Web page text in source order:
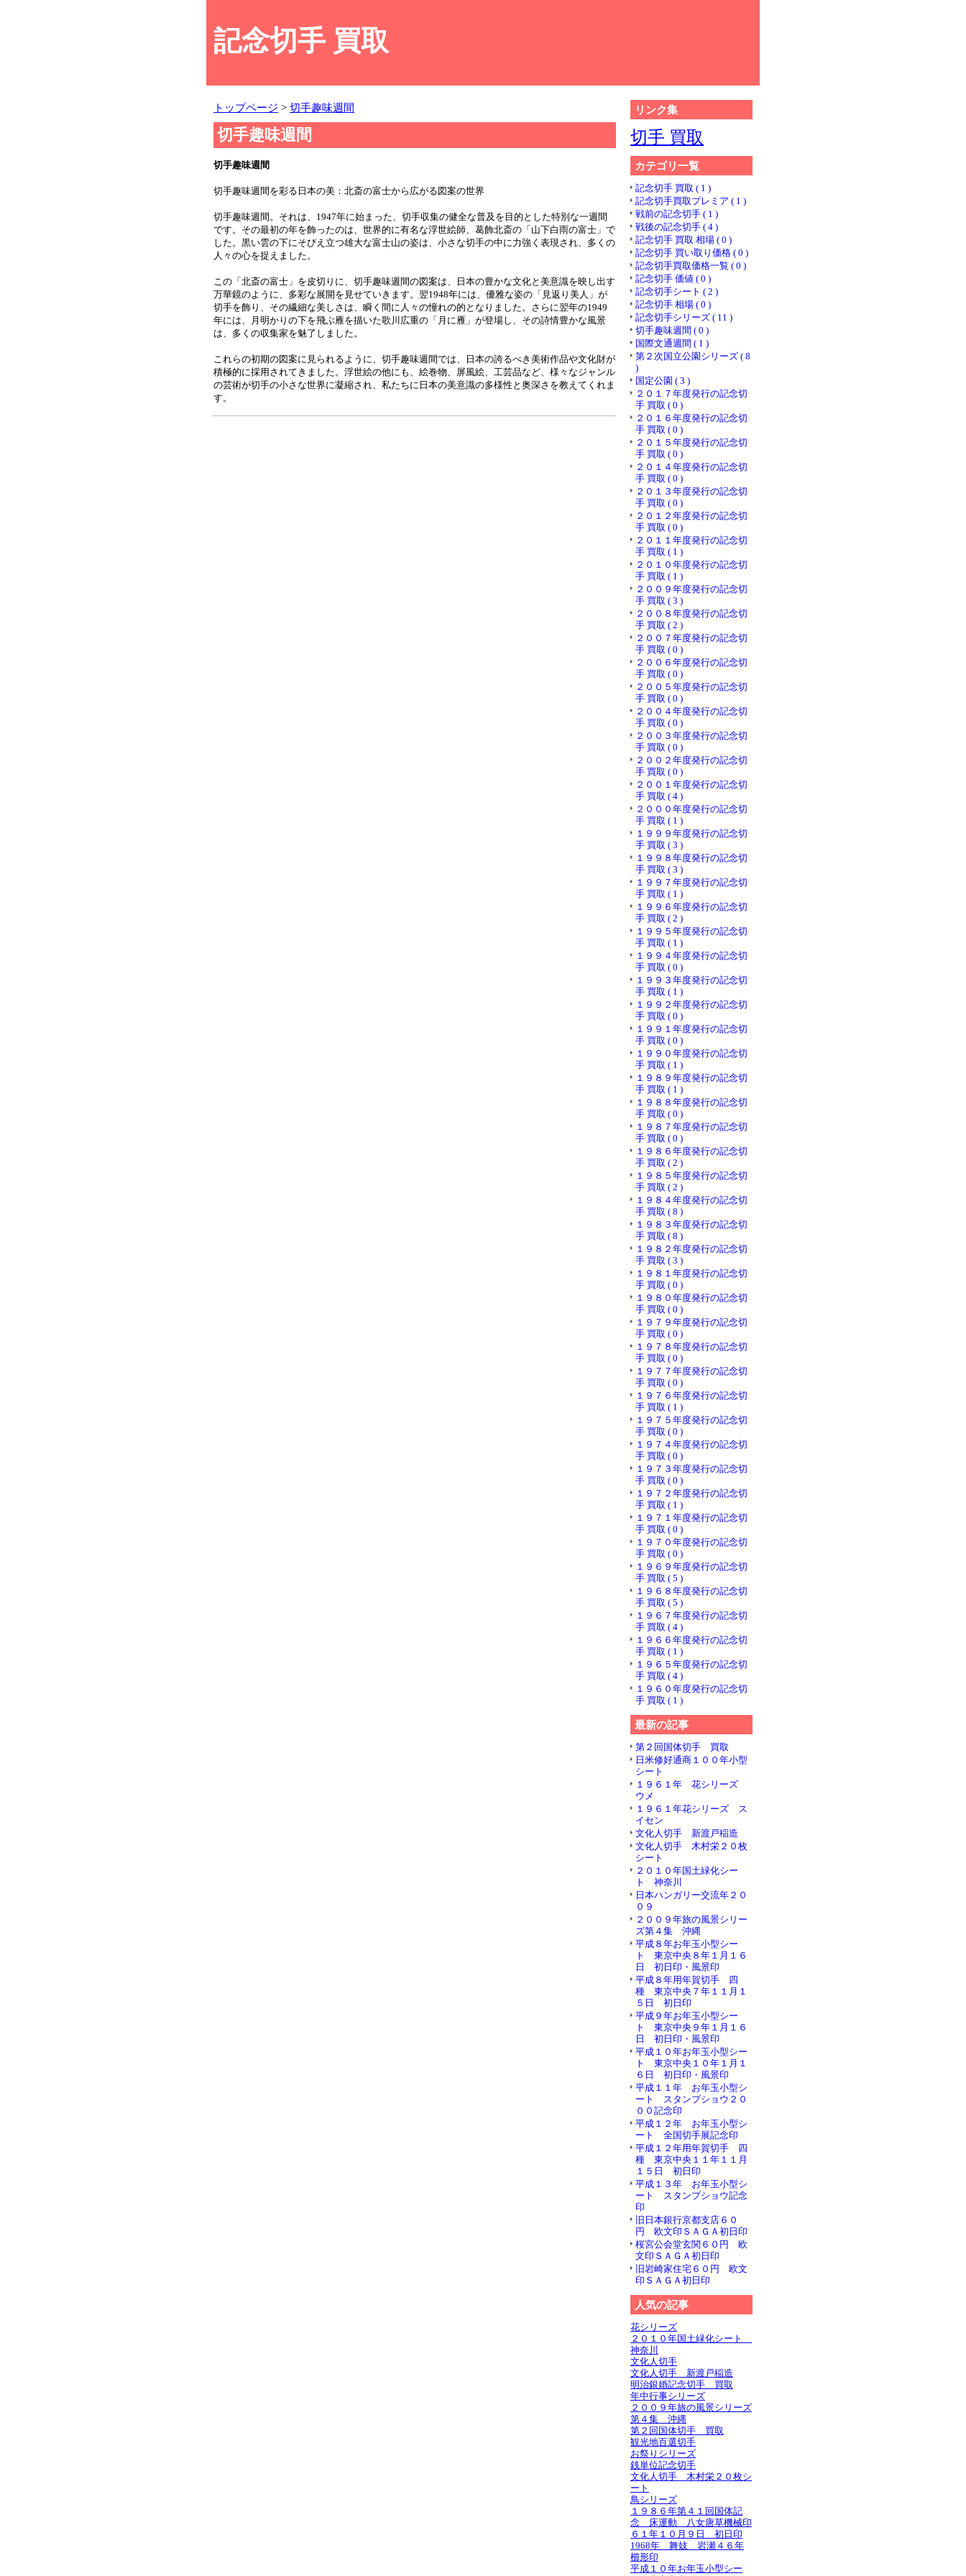
記念切手 買取
トップページ > 切手趣味週間
切手趣味週間
切手趣味週間
切手趣味週間を彩る日本の美：北斎の富士から広がる図案の世界
切手趣味週間。それは、1947年に始まった、切手収集の健全な普及を目的とした特別な一週間
です。その最初の年を飾ったのは、世界的に有名な浮世絵師、葛飾北斎の「山下白雨の富士」で
した。黒い雲の下にそびえ立つ雄大な富士山の姿は、小さな切手の中に力強く表現され、多くの
人々の心を捉えました。
この「北斎の富士」を皮切りに、切手趣味週間の図案は、日本の豊かな文化と美意識を映し出す
万華鏡のように、多彩な展開を見せていきます。翌1948年には、優雅な姿の「見返り美人」が
切手を飾り、その繊細な美しさは、瞬く間に人々の憧れの的となりました。さらに翌年の1949
年には、月明かりの下を飛ぶ雁を描いた歌川広重の「月に雁」が登場し、その詩情豊かな風景
は、多くの収集家を魅了しました。
これらの初期の図案に見られるように、切手趣味週間では、日本の誇るべき美術作品や文化財が
積極的に採用されてきました。浮世絵の他にも、絵巻物、屏風絵、工芸品など、様々なジャンル
の芸術が切手の小さな世界に凝縮され、私たちに日本の美意識の多様性と奥深さを教えてくれま
す。
リンク集
切手 買取
カテゴリ一覧
記念切手 買取 ( 1 )
記念切手買取プレミア ( 1 )
戦前の記念切手 ( 1 )
戦後の記念切手 ( 4 )
記念切手 買取 相場 ( 0 )
記念切手 買い取り価格 ( 0 )
記念切手買取価格一覧 ( 0 )
記念切手 価値 ( 0 )
記念切手シート ( 2 )
記念切手 相場 ( 0 )
記念切手シリーズ ( 11 )
切手趣味週間 ( 0 )
国際文通週間 ( 1 )
第２次国立公園シリーズ ( 8
)
国定公園 ( 3 )
２０１７年度発行の記念切
手 買取 ( 0 )
２０１６年度発行の記念切
手 買取 ( 0 )
２０１５年度発行の記念切
手 買取 ( 0 )
２０１４年度発行の記念切
手 買取 ( 0 )
２０１３年度発行の記念切
手 買取 ( 0 )
２０１２年度発行の記念切
手 買取 ( 0 )
２０１１年度発行の記念切
手 買取 ( 1 )
２０１０年度発行の記念切
手 買取 ( 1 )
２００９年度発行の記念切
手 買取 ( 3 )
２００８年度発行の記念切
手 買取 ( 2 )
２００７年度発行の記念切
手 買取 ( 0 )
２００６年度発行の記念切
手 買取 ( 0 )
２００５年度発行の記念切
手 買取 ( 0 )
２００４年度発行の記念切
手 買取 ( 0 )
２００３年度発行の記念切
手 買取 ( 0 )
２００２年度発行の記念切
手 買取 ( 0 )
２００１年度発行の記念切
手 買取 ( 4 )
２０００年度発行の記念切
手 買取 ( 1 )
１９９９年度発行の記念切
手 買取 ( 3 )
１９９８年度発行の記念切
手 買取 ( 3 )
１９９７年度発行の記念切
手 買取 ( 1 )
１９９６年度発行の記念切
手 買取 ( 2 )
１９９５年度発行の記念切
手 買取 ( 1 )
１９９４年度発行の記念切
手 買取 ( 0 )
１９９３年度発行の記念切
手 買取 ( 1 )
１９９２年度発行の記念切
手 買取 ( 0 )
１９９１年度発行の記念切
手 買取 ( 0 )
１９９０年度発行の記念切
手 買取 ( 1 )
１９８９年度発行の記念切
手 買取 ( 1 )
１９８８年度発行の記念切
手 買取 ( 0 )
１９８７年度発行の記念切
手 買取 ( 0 )
１９８６年度発行の記念切
手 買取 ( 2 )
１９８５年度発行の記念切
手 買取 ( 2 )
１９８４年度発行の記念切
手 買取 ( 8 )
１９８３年度発行の記念切
手 買取 ( 8 )
１９８２年度発行の記念切
手 買取 ( 3 )
１９８１年度発行の記念切
手 買取 ( 0 )
１９８０年度発行の記念切
手 買取 ( 0 )
１９７９年度発行の記念切
手 買取 ( 0 )
１９７８年度発行の記念切
手 買取 ( 0 )
１９７７年度発行の記念切
手 買取 ( 0 )
１９７６年度発行の記念切
手 買取 ( 1 )
１９７５年度発行の記念切
手 買取 ( 0 )
１９７４年度発行の記念切
手 買取 ( 0 )
１９７３年度発行の記念切
手 買取 ( 0 )
１９７２年度発行の記念切
手 買取 ( 1 )
１９７１年度発行の記念切
手 買取 ( 0 )
１９７０年度発行の記念切
手 買取 ( 0 )
１９６９年度発行の記念切
手 買取 ( 5 )
１９６８年度発行の記念切
手 買取 ( 5 )
１９６７年度発行の記念切
手 買取 ( 4 )
１９６６年度発行の記念切
手 買取 ( 1 )
１９６５年度発行の記念切
手 買取 ( 4 )
１９６０年度発行の記念切
手 買取 ( 1 )
最新の記事
第２回国体切手 買取
日米修好通商１００年小型
シート
１９６１年 花シリーズ
ウメ
１９６１年花シリーズ ス
イセン
文化人切手 新渡戸稲造
文化人切手 木村栄２０枚
シート
２０１０年国土緑化シー
ト 神奈川
日本ハンガリー交流年２０
０９
２００９年旅の風景シリー
ズ第４集 沖縄
平成８年お年玉小型シー
ト 東京中央８年１月１６
日 初日印・風景印
平成８年用年賀切手 四
種 東京中央７年１１月１
５日 初日印
平成９年お年玉小型シー
ト 東京中央９年１月１６
日 初日印・風景印
平成１０年お年玉小型シー
ト 東京中央１０年１月１
６日 初日印・風景印
平成１１年 お年玉小型シ
ート スタンプショウ２０
００記念印
平成１２年 お年玉小型シ
ート 全国切手展記念印
平成１２年用年賀切手 四
種 東京中央１１年１１月
１５日 初日印
平成１３年 お年玉小型シ
ート スタンプショウ記念
印
旧日本銀行京都支店６０
円 欧文印ＳＡＧＡ初日印
桜宮公会堂玄関６０円 欧
文印ＳＡＧＡ初日印
旧岩崎家住宅６０円 欧文
印ＳＡＧＡ初日印
人気の記事
花シリーズ
２０１０年国土緑化シート
神奈川
文化人切手
文化人切手 新渡戸稲造
明治銀婚記念切手 買取
年中行事シリーズ
２００９年旅の風景シリーズ
第４集 沖縄
第２回国体切手 買取
観光地百選切手
お祭りシリーズ
銭単位記念切手
文化人切手 木村栄２０枚シ
ート
鳥シリーズ
１９８６年第４１回国体記
念 床運動 八女唐草機械印
６１年１０月９日 初日印
1968年 舞妓 岩瀬４６年
櫛形印
平成１０年お年玉小型シー